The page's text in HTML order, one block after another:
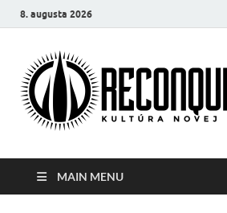
8. augusta 2026
MAIN MENU